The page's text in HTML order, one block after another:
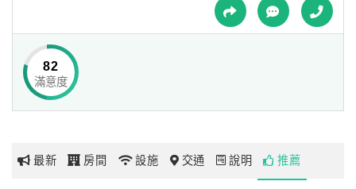
網
玩
房內著重自然採光，大面積的窗戶、貴氣高雅的裝潢搭配精
緻高級的家具設備，
提供旅人一處可充分融入台東風情的渡假美地。
82
滿意度
最新 房間 設施 交通 說明 推薦